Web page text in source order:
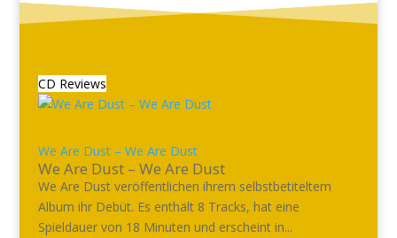
CD Reviews
We Are Dust – We Are Dust
We Are Dust – We Are Dust
We Are Dust veröffentlichen ihrem selbstbetiteltem
Album ihr Debüt. Es enthält 8 Tracks, hat eine
Spieldauer von 18 Minuten und erscheint in...